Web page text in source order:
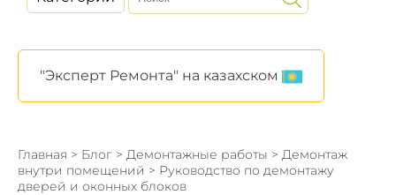
"Эксперт Ремонта" на казахском
Главная > Блог > Демонтажные работы > Демонтаж
внутри помещений > Руководство по демонтажу
дверей и оконных блоков